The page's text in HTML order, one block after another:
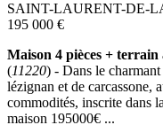
SAINT-LAURENT-DE-
195 000 €
Maison 4 pièces +
(11220) - Dans le
lézignan et de carcassone,
commodités, inscrite dans
maison 195000€ ...